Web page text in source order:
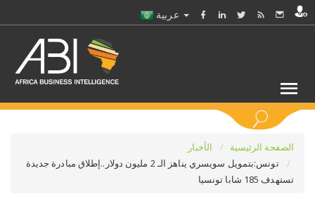
الصفحة الرئيسية
الأخبار
تونس:بتمويل سويسري يناهز الـ 2 مليون دولار..إطلاق مبادرة جديدة
تستهدف 185 شابا تونسيا